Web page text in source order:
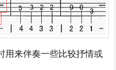
用来伴奏一些比较抒情或